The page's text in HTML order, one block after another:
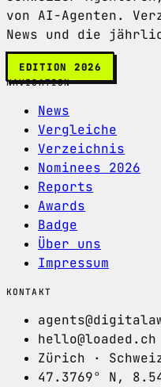
von AI-Agenten.
News und die
EDITION 2026
NAVIGATION
News
Vergleiche
Verzeichnis
Nominees 2026
Reports
Awards
Badge
Über uns
Impressum
KONTAKT
hello@loaded.ch
Zürich ·
47.3769° N,